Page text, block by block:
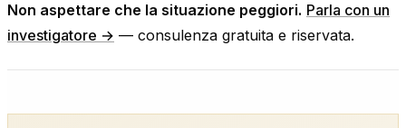
Non aspettare che la situazione peggiori. Parla con un
investigatore → — consulenza gratuita e riservata.